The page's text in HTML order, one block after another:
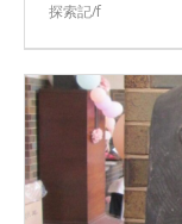
探索記/f